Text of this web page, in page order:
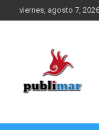
al
viernes, agosto 7, 2026